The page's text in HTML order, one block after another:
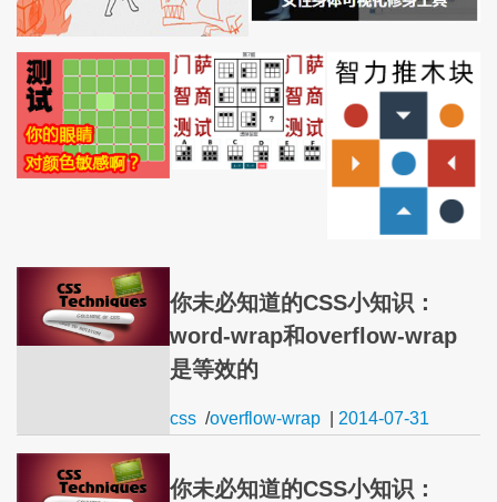
你未必知道的CSS小知识：
word-wrap和overflow-wrap
是等效的
css /overflow-wrap 2014-07-31
你未必知道的CSS小知识：